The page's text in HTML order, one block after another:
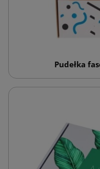
Pudełka